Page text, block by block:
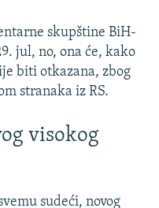
skupštine BiH-
jul, no, ona će, kako
biti otkazana, zbog
stranaka iz RS.
visokog
sudeći, novog